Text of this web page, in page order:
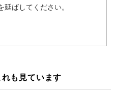
ばしてください。
も見ています